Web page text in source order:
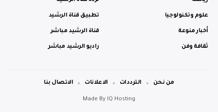
علوم وتكنولوجيا
أخبار منوعة
ثقافة وفن
تطبيق قناة الرشيد
قناة الرشيد مباشر
راديو الرشيد مباشر
Made By IQ Hosting
من نحن الترددات الاعلانات الاتصال بنا